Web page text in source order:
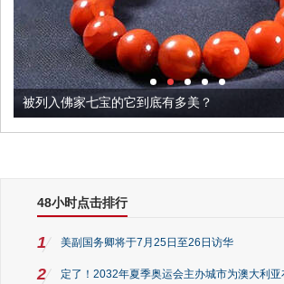
被列入佛家七宝的它到底有多美？
48小时点击排行
1 美副国务卿将于7月25日至26日访华
2 定了！2032年夏季奥运会主办城市为澳大利亚